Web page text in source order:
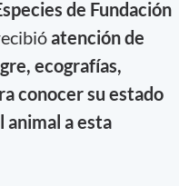
de Fundación
atención de
ecografías,
conocer su estado
animal a esta